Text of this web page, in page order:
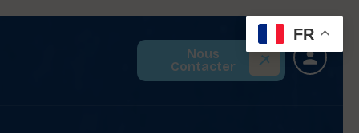
Nous
Contacter
FR